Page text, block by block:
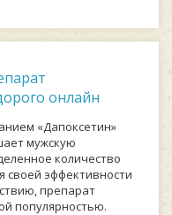
онлайн
«Дапоксетин»
мужскую
количество
своей эффективности
препарат
популярностью.